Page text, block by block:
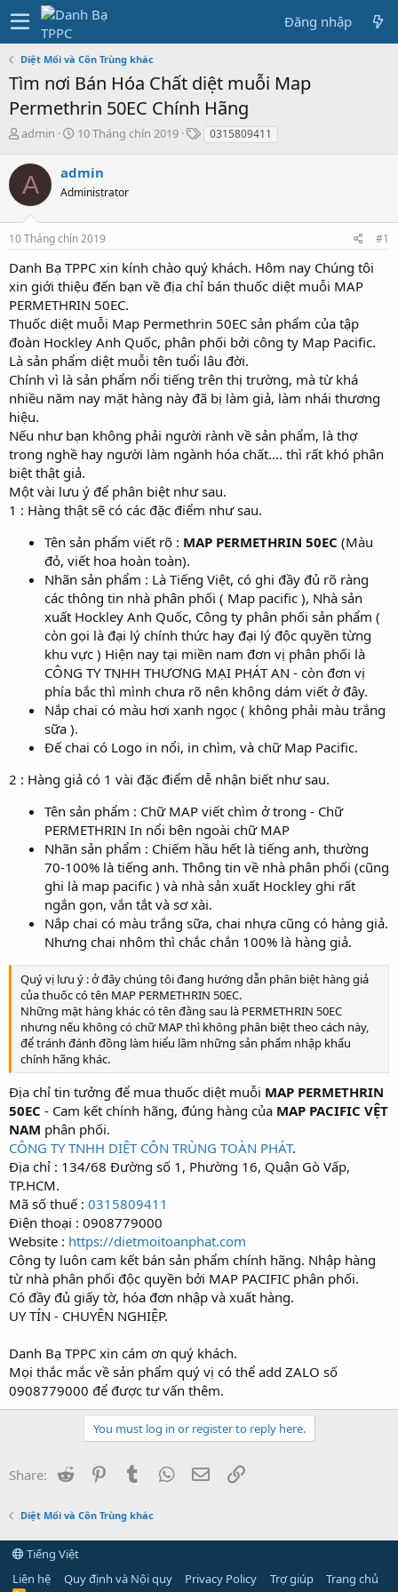
Đăng nhập
Diệt Mối và Côn Trùng khác
Tìm nơi Bán Hóa Chất diệt muỗi Map
Permethrin 50EC Chính Hãng
T
r
e
a
s
t
r
t
e
r
admin
N
y
g
i
10 Tháng chín 2019
T0315809411
A admin
Administrator
10 Tháng chín 2019 #1
Danh Bạ TPPC xin kính chào quý khách. Hôm nay Chúng tôi
xin giới thiệu đến bạn về địa chỉ bán thuốc diệt muỗi MAP
PERMETHRIN 50EC.
Thuốc diệt muỗi Map Permethrin 50EC sản phẩm của tập
đoàn Hockley Anh Quốc, phân phối bởi công ty Map Pacific.
Là sản phẩm diệt muỗi tên tuổi lâu đời.
Chính vì là sản phẩm nổi tiếng trên thị trường, mà từ khá
nhiều năm nay mặt hàng này đã bị làm giả, làm nhái thương
hiệu.
Nếu như bạn không phải người rành về sản phẩm, là thợ
trong nghề hay người làm ngành hóa chất.... thì rất khó phân
biệt thật giả.
Một vài lưu ý để phân biệt như sau.
1 : Hàng thật sẽ có các đặc điểm như sau.
Tên sản phẩm viết rõ : MAP PERMETHRIN 50EC (Màu
đỏ, viết hoa hoàn toàn).
Nhãn sản phẩm : Là Tiếng Việt, có ghi đầy đủ rõ ràng
các thông tin nhà phân phối ( Map pacific ), Nhà sản
xuất Hockley Anh Quốc, Công ty phân phối sản phẩm (
còn gọi là đại lý chính thức hay đại lý độc quyền từng
khu vực ) Hiện nay tại miền nam đơn vị phân phối là
CÔNG TY TNHH THƯƠNG MẠI PHÁT AN - còn đơn vị
phía bắc thì mình chưa rõ nên không dám viết ở đây.
Nắp chai có màu hơi xanh ngọc ( không phải màu trắng
sữa ).
Đế chai có Logo in nổi, in chìm, và chữ Map Pacific.
2 : Hàng giả có 1 vài đặc điểm dễ nhận biết như sau.
Tên sản phẩm : Chữ MAP viết chìm ở trong - Chữ
PERMETHRIN In nổi bên ngoài chữ MAP
Nhãn sản phẩm : Chiếm hầu hết là tiếng anh, thường
70-100% là tiếng anh. Thông tin về nhà phân phối (cũng
ghi là map pacific ) và nhà sản xuất Hockley ghi rất
ngắn gọn, vắn tắt và sơ xài.
Nắp chai có màu trắng sữa, chai nhựa cũng có hàng giả.
Nhưng chai nhôm thì chắc chắn 100% là hàng giả.
Quý vị lưu ý : ở đây chúng tôi đang hướng dẫn phân biệt hàng giả
của thuốc có tên MAP PERMETHRIN 50EC.
Những mặt hàng khác có tên đằng sau là PERMETHRIN 50EC
nhưng nếu không có chữ MAP thì không phân biệt theo cách này,
để tránh đánh đồng làm hiểu lầm những sản phẩm nhập khẩu
chính hãng khác.
Địa chỉ tin tưởng để mua thuốc diệt muỗi MAP PERMETHRIN
50EC - Cam kết chính hãng, đúng hàng của MAP PACIFIC VỆT
NAM phân phối.
CÔNG TY TNHH DIỆT CÔN TRÙNG TOÀN PHÁT.
Địa chỉ : 134/68 Đường số 1, Phường 16, Quận Gò Vấp,
TP.HCM.
Mã số thuế : 0315809411
Điện thoại : 0908779000
Website : https://dietmoitoanphat.com
Công ty luôn cam kết bán sản phẩm chính hãng. Nhập hàng
từ nhà phân phối độc quyền bởi MAP PACIFIC phân phối.
Có đầy đủ giấy tờ, hóa đơn nhập và xuất hàng.
UY TÍN - CHUYÊN NGHIỆP.
Danh Bạ TPPC xin cám ơn quý khách.
Mọi thắc mắc về sản phẩm quý vị có thể add ZALO số
0908779000 để được tư vấn thêm.
You must log in or register to reply here.
Share: Reddit PinterestTumblr WhatsApp
EmailLink
Diệt Mối và Côn Trùng khác
Tiếng Việt
Liên hệ
Quy định và Nội quy Privacy Policy Trợ giúp Trang chủ